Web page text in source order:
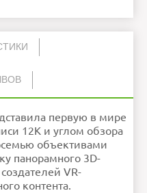
первую в мире
12K и углом обзора
объективами
панорамного 3D-
VR-
контента.
при
, (12K панорама после
60 , к/с ,(12K3D после
сверхразрешения)
7680 × 3840
360 градусов
USB Type-C
HDMI 2.0 Type-A
аккумуляторный
(опционально) x 2
8
и гарантии
ОТЗЫВ
Используйте
Хорошо